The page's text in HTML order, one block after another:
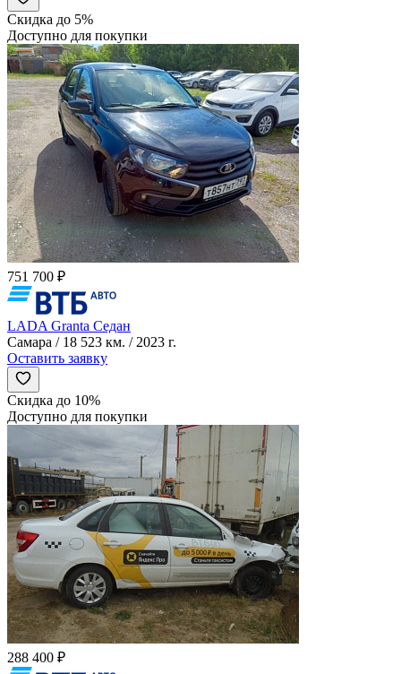
Скидка до 5%
Доступно для покупки
751 700 ₽
LADA Granta Седан
Самара / 18 523 км. / 2023 г.
Оставить заявку
Скидка до 10%
Доступно для покупки
288 400 ₽